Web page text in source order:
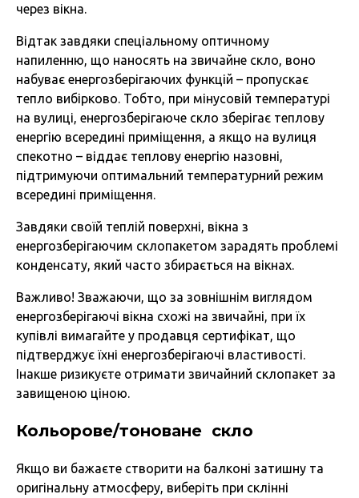
через вікна.
Відтак завдяки спеціальному оптичному
напиленню, що наносять на звичайне скло, воно
набуває енергозберігаючих функцій – пропускає
тепло вибірково. Тобто, при мінусовій температурі
на вулиці, енергозберігаюче скло зберігає теплову
енергію всередині приміщення, а якщо на вулиця
спекотно – віддає теплову енергію назовні,
підтримуючи оптимальний температурний режим
всередині приміщення.
Завдяки своїй теплій поверхні, вікна з
енергозберігаючим склопакетом зарадять проблемі
конденсату, який часто збирається на вікнах.
Важливо! Зважаючи, що за зовнішнім виглядом
енергозберігаючі вікна схожі на звичайні, при їх
купівлі вимагайте у продавця сертифікат, що
підтверджує їхні енергозберігаючі властивості.
Інакше ризикуєте отримати звичайний склопакет за
завищеною ціною.
Кольорове/тоноване скло
Якщо ви бажаєте створити на балконі затишну та
оригінальну атмосферу, виберіть при склінні